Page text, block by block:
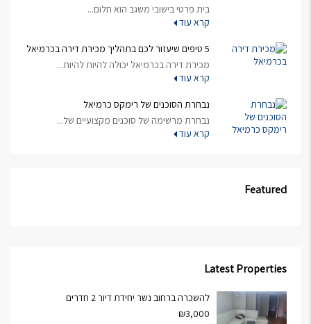
בית פרטי בישובי משגב הוא חלום...
קרא עוד
5 טיפים שיעזור לכם בתהליך מכירת דירה בכרמיאל
מכירת דירה בכרמיאל יכולה להיות להיות...
קרא עוד
נבחרת הסוכנים של רימקס כרמיאל
נבחרת מרשימה של סוכנים מקצועיים של...
קרא עוד
Featured
Latest Properties
להשכרה ברחוב נשר יחידת דיור 2 חדרים
₪3,000